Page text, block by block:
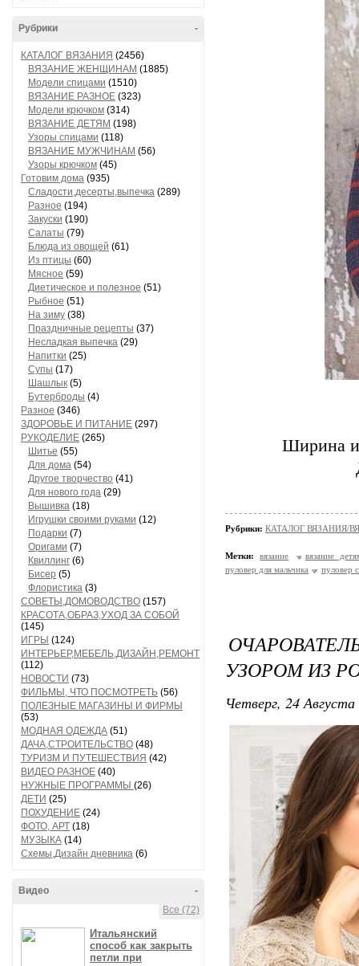
-
Рубрики
КАТАЛОГ ВЯЗАНИЯ (2456)
ВЯЗАНИЕ ЖЕНЩИНАМ (1885)
Модели спицами (1510)
ВЯЗАНИЕ РАЗНОЕ (323)
Модели крючком (314)
ВЯЗАНИЕ ДЕТЯМ (198)
Узоры спицами (118)
ВЯЗАНИЕ МУЖЧИНАМ (56)
Узоры крючком (45)
Готовим дома (935)
Сладости,десерты,выпечка (289)
Разное (194)
Закуски (190)
Салаты (79)
Блюда из овощей (61)
Из птицы (60)
Мясное (59)
Диетическое и полезное (51)
Рыбное (51)
На зиму (38)
Праздничные рецепты (37)
Несладкая выпечка (29)
Напитки (25)
Супы (17)
Шашлык (5)
Бутерброды (4)
Разное (346)
ЗДОРОВЬЕ И ПИТАНИЕ (297)
РУКОДЕЛИЕ (265)
Шитье (55)
Для дома (54)
Другое творчество (41)
Для нового года (29)
Вышивка (18)
Игрушки своими руками (12)
Подарки (7)
Оригами (7)
Квиллинг (6)
Бисер (5)
Флористика (3)
СОВЕТЫ,ДОМОВОДСТВО (157)
КРАСОТА,ОБРАЗ,УХОД ЗА СОБОЙ
(145)
ИГРЫ (124)
ИНТЕРЬЕР,МЕБЕЛЬ,ДИЗАЙН,РЕМОНТ
(112)
НОВОСТИ (73)
ФИЛЬМЫ, ЧТО ПОСМОТРЕТЬ (56)
ПОЛЕЗНЫЕ МАГАЗИНЫ И ФИРМЫ
(53)
МОДНАЯ ОДЕЖДА (51)
ДАЧА,СТРОИТЕЛЬСТВО (48)
ТУРИЗМ И ПУТЕШЕСТВИЯ (42)
ВИДЕО РАЗНОЕ (40)
НУЖНЫЕ ПРОГРАММЫ (26)
ДЕТИ (25)
ПОХУДЕНИЕ (24)
ФОТО, АРТ (18)
МУЗЫКА (14)
Схемы,Дизайн дневника (6)
-
Видео
Все (72)
Итальянский
способ как закрыть
петли при
Ширина
Рубрики: КАТАЛОГ ВЯЗАНИЯ/
Метки: вязание
вязание
пуловер для мальчика
пуловер
УЗОРОМ ИЗ
Четверг, 24